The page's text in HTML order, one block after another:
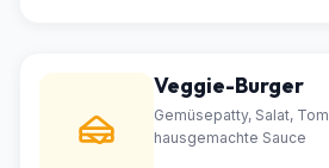
Veggie-Burger
Gemüsepatty, Salat,
hausgemachte Sauce